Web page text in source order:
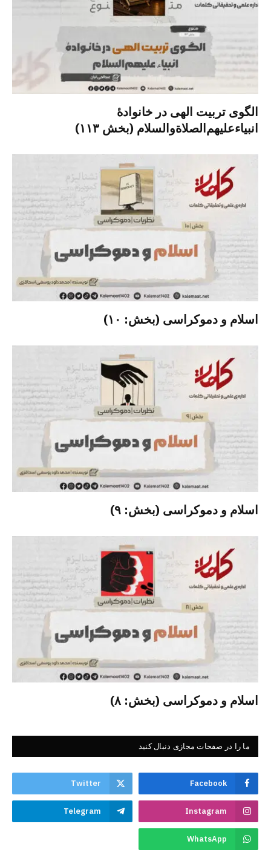
الگوی تربیت الهی در خانوادۀ
انبیاءعلیهم‌الصلاةو‌السلام (بخش ۱۱۳)
اسلام و دموکراسی (بخش: ۱۰)
اسلام و دموکراسی (بخش: ۹)
اسلام و دموکراسی (بخش: ۸)
ما را در صفحات مجازی دنبال کنید
Facebook
Twitter
Instagram
Telegram
WhatsApp